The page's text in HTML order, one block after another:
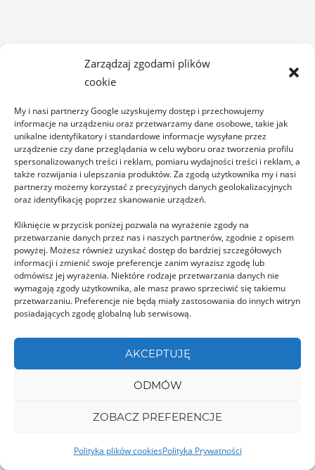
Zarządzaj zgodami plików
cookie
My i nasi partnerzy Google uzyskujemy dostęp i przechowujemy
informacje na urządzeniu oraz przetwarzamy dane osobowe, takie jak
unikalne identyfikatory i standardowe informacje wysyłane przez
urządzenie czy dane przeglądania w celu wyboru oraz tworzenia profilu
spersonalizowanych treści i reklam, pomiaru wydajności treści i reklam, a
także rozwijania i ulepszania produktów. Za zgodą użytkownika my i nasi
partnerzy możemy korzystać z precyzyjnych danych geolokalizacyjnych
oraz identyfikację poprzez skanowanie urządzeń.
Kliknięcie w przycisk poniżej pozwala na wyrażenie zgody na
przetwarzanie danych przez nas i naszych partnerów, zgodnie z opisem
powyżej. Możesz również uzyskać dostęp do bardziej szczegółowych
informacji i zmienić swoje preferencje zanim wyrazisz zgodę lub
odmówisz jej wyrażenia. Niektóre rodzaje przetwarzania danych nie
wymagają zgody użytkownika, ale masz prawo sprzeciwić się takiemu
przetwarzaniu. Preferencje nie będą miały zastosowania do innych witryn
posiadających zgodę globalną lub serwisową.
AKCEPTUJĘ
ODMÓW
ZOBACZ PREFERENCJE
Polityka plików cookiesPolityka Prywatności
DÂMBOVIȚA
Peștera Ialomiței – Bucegi
Jaskinia Ialomiței położona jest w dolinie o tej
samej nazwie w górach Bucegi. Od innych …